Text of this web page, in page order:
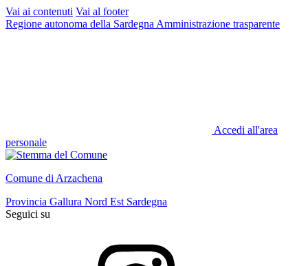
Vai ai contenuti Vai al footer
Regione autonoma della Sardegna Amministrazione trasparente
Accedi all'area
personale
Comune di Arzachena
Provincia Gallura Nord Est Sardegna
Seguici su